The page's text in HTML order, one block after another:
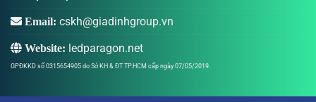
Email: cskh@giadinhgroup.vn
Website: ledparagon.net
GPĐKKD số 0315654905 do Sở KH & ĐT TP.HCM cấp ngày 07/05/2019.